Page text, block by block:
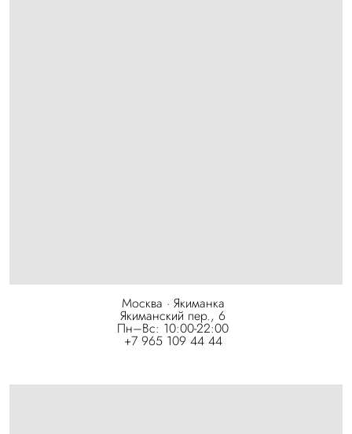
Москва · Якиманка
Якиманский пер., 6
Пн–Вс: 10:00-22:00
+7 965 109 44 44